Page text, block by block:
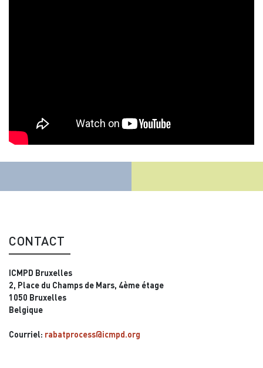
CONTACT
ICMPD Bruxelles
2, Place du Champs de Mars, 4ème étage
1050 Bruxelles
Belgique
Courriel: rabatprocess@icmpd.org